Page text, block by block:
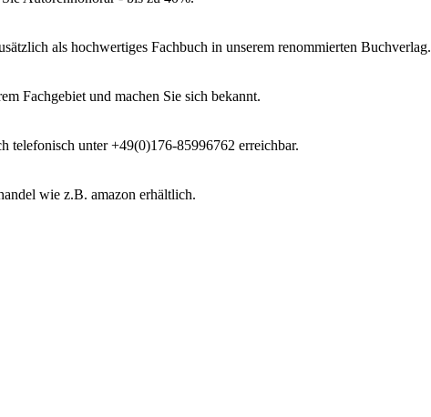
als hochwertiges Fachbuch in unserem renommierten Buchverlag.
Fachgebiet und machen Sie sich bekannt.
telefonisch unter +49(0)176-85996762 erreichbar.
wie z.B. amazon erhältlich.